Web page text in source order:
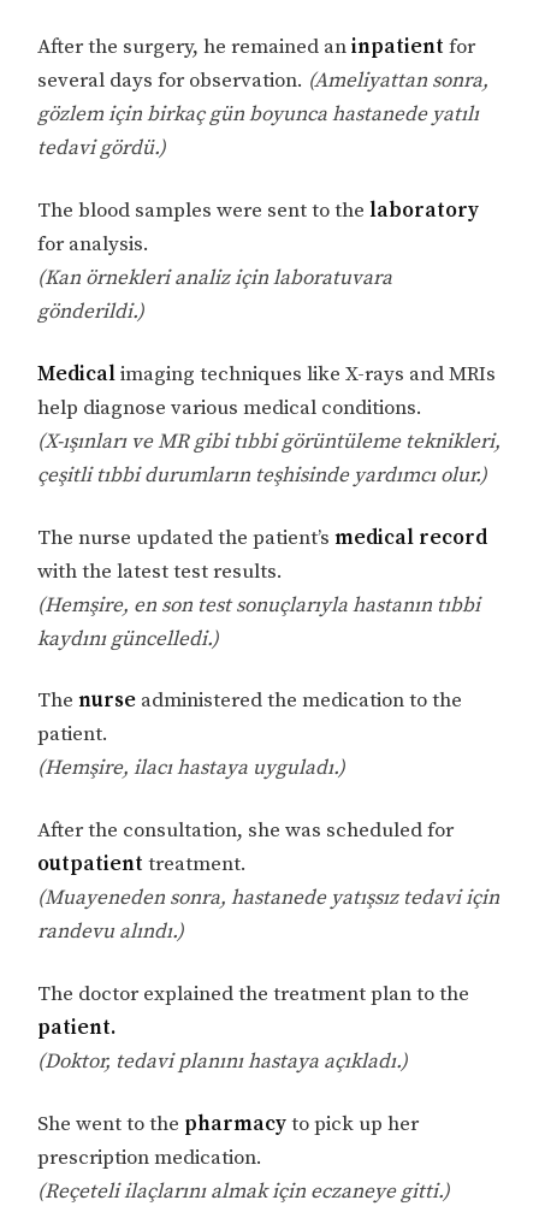
After the surgery, he remained aninpatientfor
several days for observation. (Ameliyattan sonra,
gözlem için birkaç gün boyunca hastanede yatılı
tedavi gördü.)
The blood samples were sent to thelaboratory
for analysis.
(Kan örnekleri analiz için laboratuvara
gönderildi.)
Medicalimaging techniques like X-rays and MRIs
help diagnose various medical conditions.
(X-ışınları ve MR gibi tıbbi görüntüleme teknikleri,
çeşitli tıbbi durumların teşhisinde yardımcı olur.)
The nurse updated the patient’smedical record
with the latest test results.
(Hemşire, en son test sonuçlarıyla hastanın tıbbi
kaydını güncelledi.)
Thenurse administered the medication to the
patient.
(Hemşire, ilacı hastaya uyguladı.)
After the consultation, she was scheduled for
outpatient treatment.
(Muayeneden sonra, hastanede yatışsız tedavi için
randevu alındı.)
The doctor explained the treatment plan to the
patient.
(Doktor, tedavi planını hastaya açıkladı.)
She went to the pharmacyto pick up her
prescription medication.
(Reçeteli ilaçlarını almak için eczaneye gitti.)